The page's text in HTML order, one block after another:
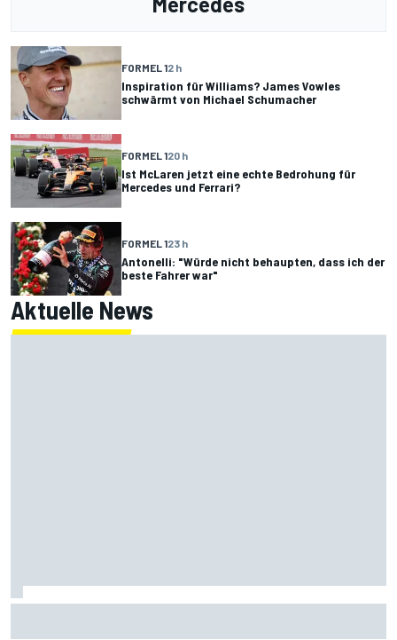
FORMEL 12 h
Inspiration für Williams? James Vowles
schwärmt von Michael Schumacher
FORMEL 120 h
Ist McLaren jetzt eine echte Bedrohung für
Mercedes und Ferrari?
FORMEL 123 h
Antonelli: "Würde nicht behaupten, dass ich der
beste Fahrer war"
Aktuelle News